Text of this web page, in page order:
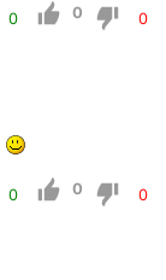
0 0 0
0 0 0